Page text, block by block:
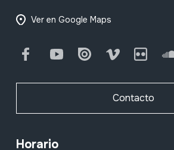
Ver en Google Maps
FacebookYoutube Issuu Vimeo Flickr
Contacto
Horario